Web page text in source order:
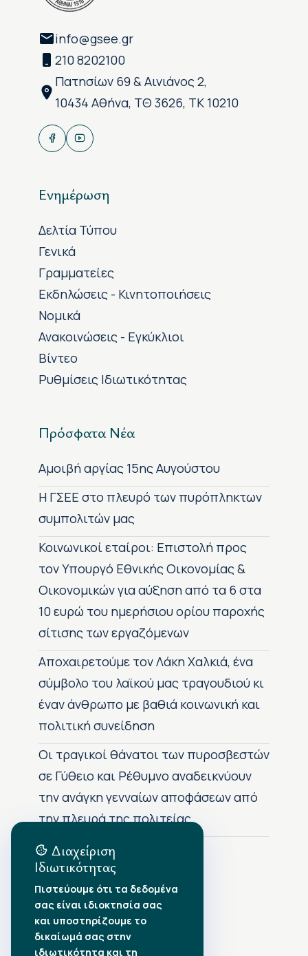
info@gsee.gr
210 8202100
Πατησίων 69 & Αινιάνος 2,
10434 Αθήνα, ΤΘ 3626, ΤΚ 10210
Ενημέρωση
Δελτία Τύπου
Γενικά
Γραμματείες
Εκδηλώσεις - Κινητοποιήσεις
Νομικά
Ανακοινώσεις - Εγκύκλιοι
Βίντεο
Ρυθμίσεις Ιδιωτικότητας
Πρόσφατα Νέα
Αμοιβή αργίας 15ης Αυγούστου
H ΓΣΕΕ στο πλευρό των πυρόπληκτων
συμπολιτών μας
Κοινωνικοί εταίροι: Επιστολή προς
τον Υπουργό Εθνικής Οικονομίας &
Οικονομικών για αύξηση από τα 6 στα
10 ευρώ του ημερήσιου ορίου παροχής
σίτισης των εργαζόμενων
Αποχαιρετούμε τον Λάκη Χαλκιά, ένα
σύμβολο του λαϊκού μας τραγουδιού κι
έναν άνθρωπο με βαθιά κοινωνική και
πολιτική συνείδηση
Οι τραγικοί θάνατοι των πυροσβεστών
σε Γύθειο και Ρέθυμνο αναδεικνύουν
την ανάγκη γενναίων αποφάσεων από
την πλευρά της πολιτείας
Αρχείο Δημοσιεύσεων
•Αύγουστος 2026
•Ιούλιος 2026
•Ιούνιος 2026
Διαχείριση
Ιδιωτικότητας
Πιστεύουμε ότι τα δεδομένα
σας είναι ιδιοκτησία σας
και υποστηρίζουμε το
δικαίωμά σας στην
ιδιωτικότητα και τη